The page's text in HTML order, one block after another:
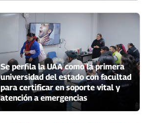
Se perfila la UAA como la primera
universidad del estado con facultad
para certificar en soporte vital y
atención a emergencias